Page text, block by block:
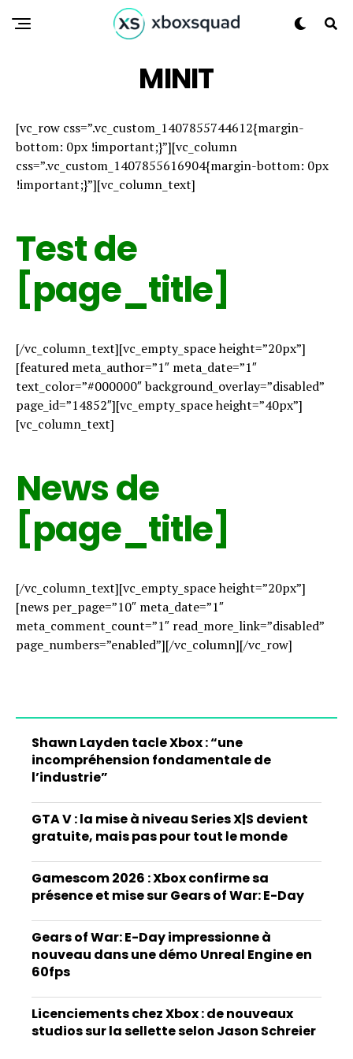
MINIT
[vc_row css=”.vc_custom_1407855744612{margin-
bottom: 0px !important;}”][vc_column
css=”.vc_custom_1407855616904{margin-bottom: 0px
!important;}”][vc_column_text]
Test de
[page_title]
[/vc_column_text][vc_empty_space height=”20px”]
[featured meta_author=”1″ meta_date=”1″
text_color=”#000000″ background_overlay=”disabled”
page_id=”14852″][vc_empty_space height=”40px”]
[vc_column_text]
News de
[page_title]
[/vc_column_text][vc_empty_space height=”20px”]
[news per_page=”10″ meta_date=”1″
meta_comment_count=”1″ read_more_link=”disabled”
page_numbers=”enabled”][/vc_column][/vc_row]
Shawn Layden tacle Xbox : “une
incompréhension fondamentale de
l’industrie”
GTA V : la mise à niveau Series X|S devient
gratuite, mais pas pour tout le monde
Gamescom 2026 : Xbox confirme sa
présence et mise sur Gears of War: E-Day
Gears of War: E-Day impressionne à
nouveau dans une démo Unreal Engine en
60fps
Licenciements chez Xbox : de nouveaux
studios sur la sellette selon Jason Schreier